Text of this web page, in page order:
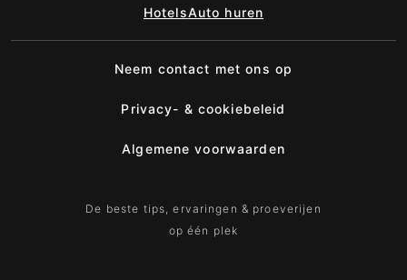
HotelsAuto huren
Neem contact met ons op
Privacy- & cookiebeleid
Algemene voorwaarden
De beste tips, ervaringen & proeverijen
op één plek